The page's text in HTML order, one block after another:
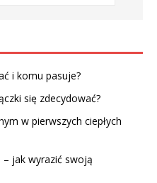
i komu pasuje?
się zdecydować?
w pierwszych ciepłych
jak wyrazić swoją